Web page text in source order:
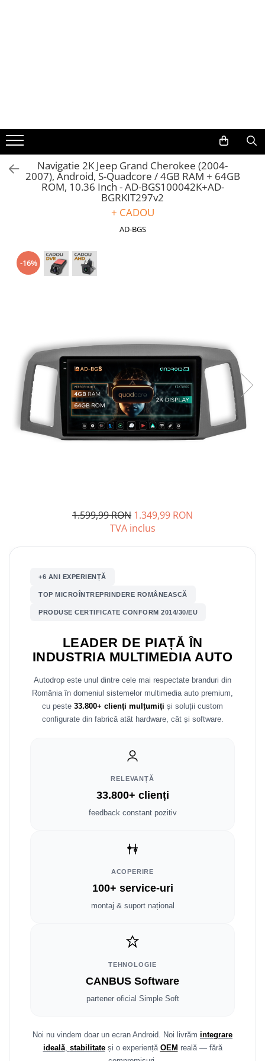
Volkswagen
Audi
Skoda
Hyundai
Toyota
Nissan
Land Rover
Citroen
Navigații auto universale
Navigatie 2K Jeep Grand Cherokee (2004-
2007), Android, S-Quadcore / 4GB RAM + 64GB
ROM, 10.36 Inch - AD-BGS100042K+AD-
BGRKIT297v2
+ CADOU
AD-BGS
-16%
1.599,99 RON 1.349,99 RON
TVA inclus
+6 ANI EXPERIENȚĂ
TOP MICROÎNTREPRINDERE ROMÂNEASCĂ
PRODUSE CERTIFICATE CONFORM 2014/30/EU
LEADER DE PIAȚĂ ÎN
INDUSTRIA MULTIMEDIA AUTO
Autodrop este unul dintre cele mai respectate branduri din
România în domeniul sistemelor multimedia auto premium,
cu peste 33.800+ clienți mulțumiți și soluții custom
configurate din fabrică atât hardware, cât și software.
RELEVANȚĂ
33.800+ clienți
feedback constant pozitiv
ACOPERIRE
100+ service-uri
montaj & suport național
TEHNOLOGIE
CANBUS Software
partener oficial Simple Soft
Noi nu vindem doar un ecran Android. Noi livrăm integrare
ideală, stabilitateși o experiență OEM reală — fără